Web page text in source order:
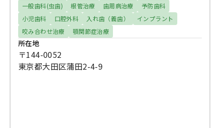
一般歯科(虫歯) 根管治療 歯周病治療
予防歯科
小児歯科
口腔外科 入れ歯（義歯）
インプラント
咬み合わせ治療
顎関節症治療
所在地
〒144-0052
東京都大田区蒲田2-4-9